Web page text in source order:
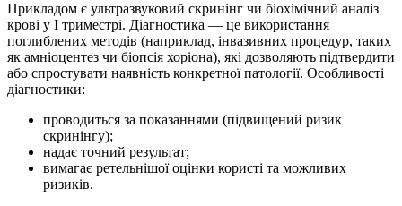
Прикладом є ультразвуковий скринінг чи біохімічний аналіз
крові у І триместрі. Діагностика — це використання
поглиблених методів (наприклад, інвазивних процедур, таких
як амніоцентез чи біопсія хоріона), які дозволяють підтвердити
або спростувати наявність конкретної патології. Особливості
діагностики:
проводиться за показаннями (підвищений ризик
скринінгу);
надає точний результат;
вимагає ретельнішої оцінки користі та можливих
ризиків.